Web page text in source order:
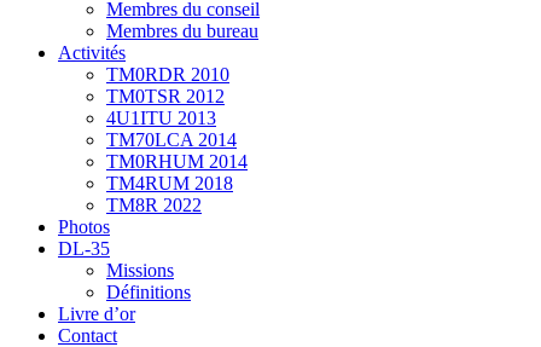
Membres du conseil
Membres du bureau
Activités
TM0RDR 2010
TM0TSR 2012
4U1ITU 2013
TM70LCA 2014
TM0RHUM 2014
TM4RUM 2018
TM8R 2022
Photos
DL-35
Missions
Définitions
Livre d’or
Contact